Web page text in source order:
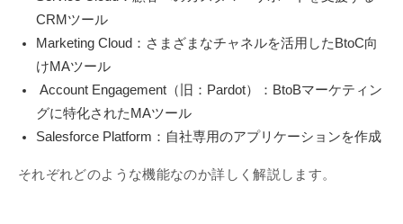
CRMツール
Marketing Cloud：さまざまなチャネルを活用したBtoC向
けMAツール
Account Engagement（旧：Pardot）：BtoBマーケティン
グに特化されたMAツール
Salesforce Platform：自社専用のアプリケーションを作成
それぞれどのような機能なのか詳しく解説します。